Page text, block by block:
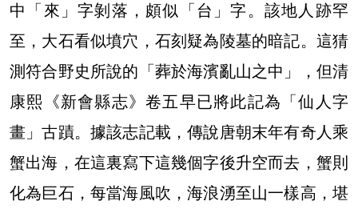
中「來」字剝落，頗似「台」字。該地人跡罕
至，大石看似墳穴，石刻疑為陵墓的暗記。這猜
測符合野史所說的「葬於海濱亂山之中」，但清
康熙《新會縣志》卷五早已將此記為「仙人字
畫」古蹟。據該志記載，傳說唐朝末年有奇人乘
蟹出海，在這裏寫下這幾個字後升空而去，蟹則
化為巨石，每當海風吹，海浪湧至山一樣高，堪